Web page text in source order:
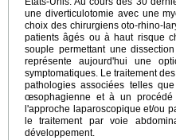
une diverticulotomie avec une
choix des chirurgiens oto-rhino-
patients âgés ou à haut risque
souple permettant une
représente aujourd'hui une
symptomatiques. Le traitement
pathologies associées telles
œsophagienne et à un procédé
l'approche laparoscopique et/ou
le traitement par voie
développement.